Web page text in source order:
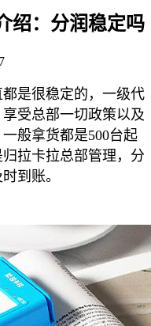
绍：分润稳定吗
都是很稳定的，一级代
受总部一切政策以及
般拿货都是500台起
拉卡拉总部管理，分
到账。